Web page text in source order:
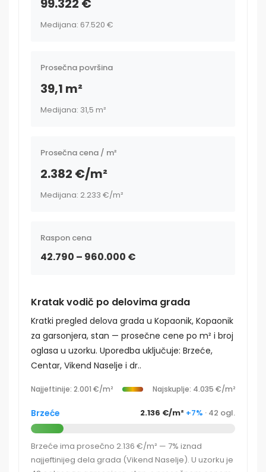
Medijana: 67.520 €
Prosečna površina
39,1 m²
Medijana: 31,5 m²
Prosečna cena / m²
2.382 €/m²
Medijana: 2.233 €/m²
Raspon cena
42.790 – 960.000 €
Kratak vodič po delovima grada
Kratki pregled delova grada u Kopaonik, Kopaonik
za garsonjera, stan — prosečne cene po m² i broj
oglasa u uzorku. Uporedba uključuje: Brzeće,
Centar, Vikend Naselje i dr..
Najjeftinije: 2.001 €/m² Najskuplje: 4.035 €/m²
Brzeće 2.136 €/m² +7% · 42 ogl.
Brzeće ima prosečno 2.136 €/m² — 7% iznad
najjeftinijeg dela grada (Vikend Naselje). U uzorku je